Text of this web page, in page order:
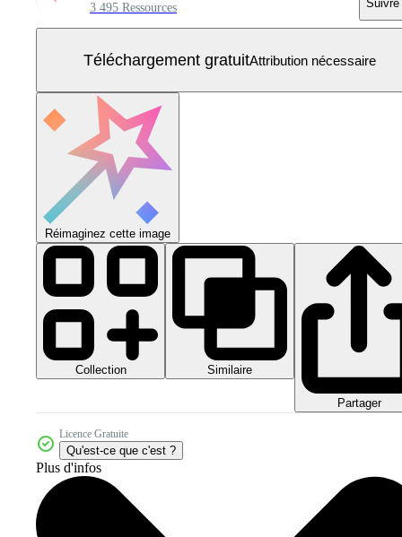
3 495 Ressources Suivre
Téléchargement gratuitAttribution nécessaire
Réimaginez cette image
Collection Similaire
Partager
Licence Gratuite
Qu'est-ce que c'est ?
Plus d'infos